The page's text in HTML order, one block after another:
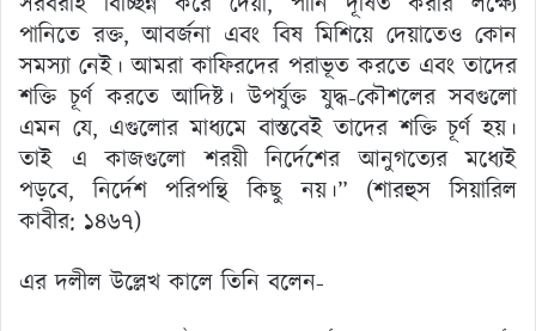
পানিতে রক্ত, আবর্জনা এবং বিষ মিশিয়ে দেয়াতেও কোন
সমস্যা নেই। আমরা কাফিরদের পরাভূত করতে এবং তাদের
শক্তি চূর্ণ করতে আদিষ্ট। উপর্যুক্ত যুদ্ধ-কৌশলের সবগুলো
এমন যে, এগুলোর মাধ্যমে বাস্তবেই তাদের শক্তি চূর্ণ হয়।
তাই এ কাজগুলো শরয়ী নির্দেশের আনুগত্যের মধ্যেই
পড়বে, নির্দেশ পরিপন্থি কিছু নয়।” (শারহুস সিয়ারিল
কাবীর: ১৪৬৭)
এর দলীল উল্লেখ কালে তিনি বলেন-